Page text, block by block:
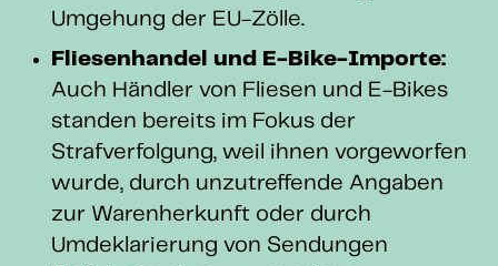
Umgehung der EU-Zölle.
Fliesenhandel und E-Bike-Importe:
Auch Händler von Fliesen und E-Bikes
standen bereits im Fokus der
Strafverfolgung, weil ihnen vorgeworfen
wurde, durch unzutreffende Angaben
zur Warenherkunft oder durch
Umdeklarierung von Sendungen